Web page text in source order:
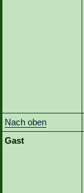
Nach oben
Gast